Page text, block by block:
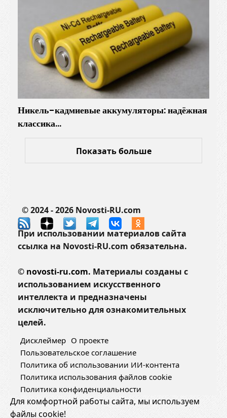
Никель-кадмиевые аккумуляторы: надёжная
классика…
Показать больше
© 2024 - 2026 Novosti-RU.com
При использовании материалов сайта
ссылка на Novosti-RU.com обязательна.
© novosti-ru.com. Материалы созданы с
использованием искусственного
интеллекта и предназначены
исключительно для ознакомительных
целей.
Дисклеймер О проекте
Пользовательское соглашение
Политика об использовании ИИ-контента
Политика использования файлов cookie
Политика конфиденциальности
Для комфортной работы сайта, мы используем
файлы cookie!